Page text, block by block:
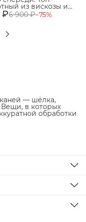
₽6 900 ₽−75%
из вискозы и
Цвет кремовый.
44. №63
— шёлка,
в которых
обработки